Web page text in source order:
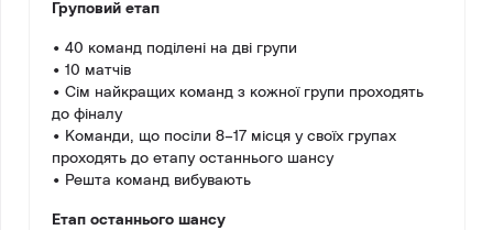
Груповий етап
• 40 команд поділені на дві групи
• 10 матчів
• Сім найкращих команд з кожної групи проходять
до фіналу
• Команди, що посіли 8–17 місця у своїх групах
проходять до етапу останнього шансу
• Решта команд вибувають
Етап останнього шансу